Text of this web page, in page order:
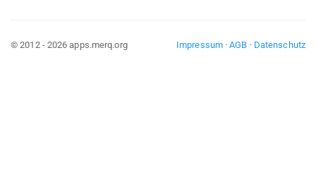
Impressum·AGB · Datenschutz
© 2012 - 2026 apps.merq.org